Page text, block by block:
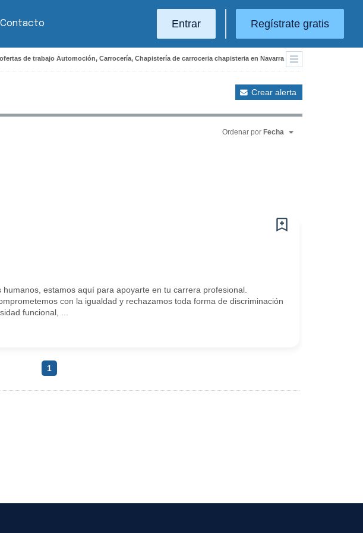
Contacto Entrar Regístrate gratis
de trabajo Automoción, Carrocería, Chapistería de carroceria chapisteria en Navarra
Crear alerta
Ordenar por Fecha
estamos aquí para apoyarte en tu carrera profesional.
con la igualdad y rechazamos toda forma de discriminación
funcional, ...
1